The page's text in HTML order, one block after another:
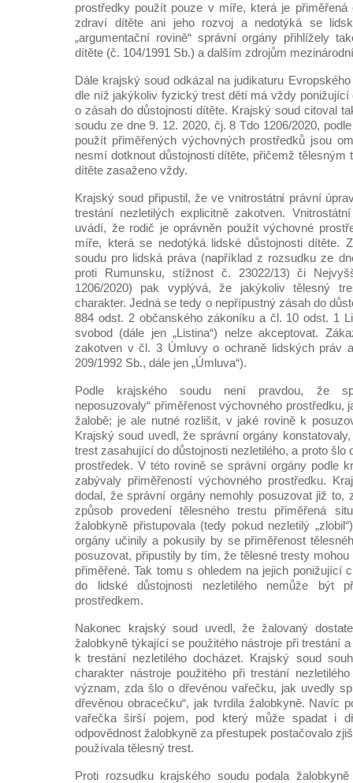
prostředky použít pouze v míře, která je přiměřená
zdraví dítěte ani jeho rozvoj a nedotýká se
„argumentační rovině“ správní orgány přihlížely
dítěte (č. 104/1991 Sb.) a dalším zdrojům
Dále krajský soud odkázal na judikaturu
dle níž jakýkoliv fyzický trest dětí má vždy ponižující
o zásah do důstojnosti dítěte. Krajský soud citoval
soudu ze dne 9. 12. 2020, čj. 8 Tdo 1206/2020,
použít přiměřených výchovných prostředků jsou
nesmí dotknout důstojnosti dítěte, přičemž tělesným
dítěte zasaženo vždy.
Krajský soud připustil, že ve vnitrostátní právní
trestání nezletilých explicitně zakotven.
uvádí, že rodič je oprávněn použít výchovné
míře, která se nedotýká lidské důstojnosti dítěte.
soudu pro lidská práva (například z rozsudku ze
proti Rumunsku, stížnost č. 23022/13) či
1206/2020) pak vyplývá, že jakýkoliv tělesný
charakter. Jedná se tedy o nepřípustný zásah do
884 odst. 2 občanského zákoníku a čl. 10 odst. 1
svobod (dále jen „Listina“) nelze akceptovat.
zakotven v čl. 3 Úmluvy o ochraně lidských práv
209/1992 Sb., dále jen „Úmluva“).
Podle krajského soudu není pravdou, že
neposuzovaly“ přiměřenost výchovného prostředku,
žalobě; je ale nutné rozlišit, v jaké rovině k
Krajský soud uvedl, že správní orgány
trest zasahující do důstojnosti nezletilého, a proto šlo
prostředek. V této rovině se správní orgány podle
zabývaly přiměřeností výchovného prostředku.
dodal, že správní orgány nemohly posuzovat již to,
způsob provedení tělesného trestu přiměřená
žalobkyně přistupovala (tedy pokud nezletilý
orgány učinily a pokusily by se přiměřenost
posuzovat, připustily by tím, že tělesné tresty
přiměřené. Tak tomu s ohledem na jejich ponižující
do lidské důstojnosti nezletilého nemůže být
prostředkem.
Nakonec krajský soud uvedl, že žalovaný
žalobkyně týkající se použitého nástroje při trestání
k trestání nezletilého docházet. Krajský soud
charakter nástroje použitého při trestání
význam, zda šlo o dřevěnou vařečku, jak uvedly
dřevěnou obracečku“, jak tvrdila žalobkyně. Navíc
vařečka širší pojem, pod který může spadat i
odpovědnost žalobkyně za přestupek postačovalo
používala tělesný trest.
Proti rozsudku krajského soudu podala